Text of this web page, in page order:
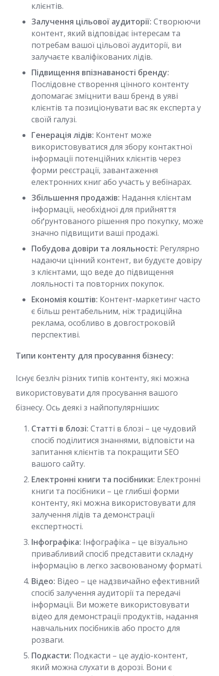
клієнтів.
Залучення цільової аудиторії: Створюючи
контент, який відповідає інтересам та
потребам вашої цільової аудиторії, ви
залучаєте кваліфікованих лідів.
Підвищення впізнаваності бренду:
Послідовне створення цінного контенту
допомагає зміцнити ваш бренд в уяві
клієнтів та позиціонувати вас як експерта у
своїй галузі.
Генерація лідів: Контент може
використовуватися для збору контактної
інформації потенційних клієнтів через
форми реєстрації, завантаження
електронних книг або участь у вебінарах.
Збільшення продажів: Надання клієнтам
інформації, необхідної для прийняття
обґрунтованого рішення про покупку, може
значно підвищити ваші продажі.
Побудова довіри та лояльності: Регулярно
надаючи цінний контент, ви будуєте довіру
з клієнтами, що веде до підвищення
лояльності та повторних покупок.
Економія коштів: Контент-маркетинг часто
є більш рентабельним, ніж традиційна
реклама, особливо в довгостроковій
перспективі.
Типи контенту для просування бізнесу:
Існує безліч різних типів контенту, які можна
використовувати для просування вашого
бізнесу. Ось деякі з найпопулярніших:
Статті в блозі: Статті в блозі – це чудовий
спосіб поділитися знаннями, відповісти на
запитання клієнтів та покращити SEO
вашого сайту.
Електронні книги та посібники: Електронні
книги та посібники – це глибші форми
контенту, які можна використовувати для
залучення лідів та демонстрації
експертності.
Інфографіка: Інфографіка – це візуально
привабливий спосіб представити складну
інформацію в легко засвоюваному форматі.
Відео: Відео – це надзвичайно ефективний
спосіб залучення аудиторії та передачі
інформації. Ви можете використовувати
відео для демонстрації продуктів, надання
навчальних посібників або просто для
розваги.
Подкасти: Подкасти – це аудіо-контент,
який можна слухати в дорозі. Вони є